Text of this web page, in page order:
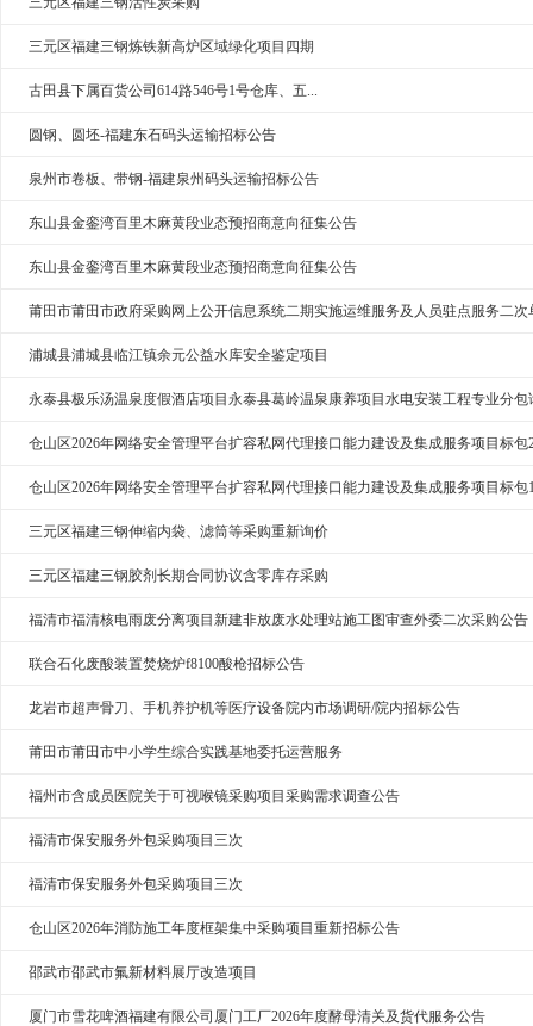
三元区福建三钢炼铁新高炉区域绿化项目四期
古田县下属百货公司614路546号1号仓库、五...
圆钢、圆坯-福建东石码头运输招标公告
泉州市卷板、带钢-福建泉州码头运输招标公告
东山县金銮湾百里木麻黄段业态预招商意向征集公告
东山县金銮湾百里木麻黄段业态预招商意向征集公告
莆田市莆田市政府采购网上公开信息系统二期实施运维服务及人员驻点服务二次
浦城县浦城县临江镇余元公益水库安全鉴定项目
永泰县极乐汤温泉度假酒店项目永泰县葛岭温泉康养项目水电安装工程专业分
仓山区2026年网络安全管理平台扩容私网代理接口能力建设及集成服务项目标包
仓山区2026年网络安全管理平台扩容私网代理接口能力建设及集成服务项目标包
三元区福建三钢伸缩内袋、滤筒等采购重新询价
三元区福建三钢胶剂长期合同协议含零库存采购
福清市福清核电雨废分离项目新建非放废水处理站施工图审查外委二次采购公告
联合石化废酸装置焚烧炉f8100酸枪招标公告
龙岩市超声骨刀、手机养护机等医疗设备院内市场调研/院内招标公告
莆田市莆田市中小学生综合实践基地委托运营服务
福州市含成员医院关于可视喉镜采购项目采购需求调查公告
福清市保安服务外包采购项目三次
福清市保安服务外包采购项目三次
仓山区2026年消防施工年度框架集中采购项目重新招标公告
邵武市邵武市氟新材料展厅改造项目
厦门市雪花啤酒福建有限公司厦门工厂2026年度酵母清关及货代服务公告